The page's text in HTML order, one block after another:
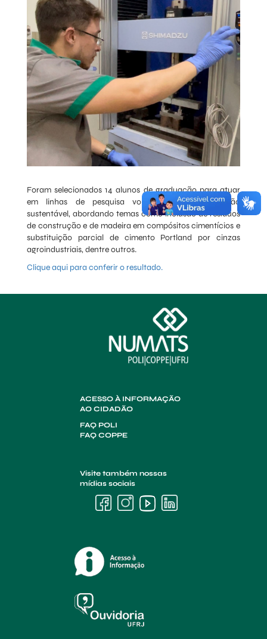
Foram selecionados 14 alunos de graduação para atuar
em linhas de pesquisa voltadas para construção
sustentável, abordando temas como inclusão de resíduos
de construção e de madeira em compósitos cimentícios e
substituição parcial de cimento Portland por cinzas
agroindustriais, dentre outros.
Clique aqui para conferir o resultado.
ACESSO À INFORMAÇÃO
AO CIDADÃO
FAQ POLI
FAQ COPPE
Visite também nossas
mídias sociais